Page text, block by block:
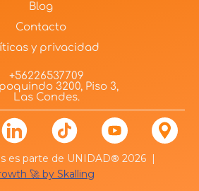
Blog
Contacto
y privacidad
+56226537709
3200, Piso 3,
Las Condes.
es parte de UNIDAD® 2026 |
🚀 by Skalling